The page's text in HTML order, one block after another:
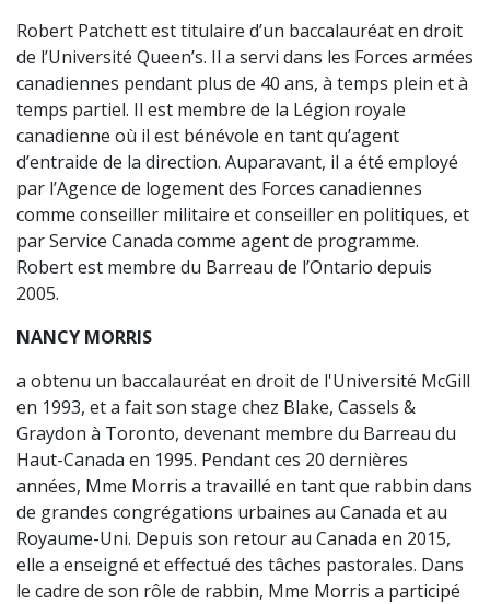
Robert Patchett est titulaire d’un baccalauréat en droit
de l’Université Queen’s. Il a servi dans les Forces armées
canadiennes pendant plus de 40 ans, à temps plein et à
temps partiel. Il est membre de la Légion royale
canadienne où il est bénévole en tant qu’agent
d’entraide de la direction. Auparavant, il a été employé
par l’Agence de logement des Forces canadiennes
comme conseiller militaire et conseiller en politiques, et
par Service Canada comme agent de programme.
Robert est membre du Barreau de l’Ontario depuis
2005.
NANCY MORRIS
a obtenu un baccalauréat en droit de l'Université McGill
en 1993, et a fait son stage chez Blake, Cassels &
Graydon à Toronto, devenant membre du Barreau du
Haut-Canada en 1995. Pendant ces 20 dernières
années, Mme Morris a travaillé en tant que rabbin dans
de grandes congrégations urbaines au Canada et au
Royaume-Uni. Depuis son retour au Canada en 2015,
elle a enseigné et effectué des tâches pastorales. Dans
le cadre de son rôle de rabbin, Mme Morris a participé